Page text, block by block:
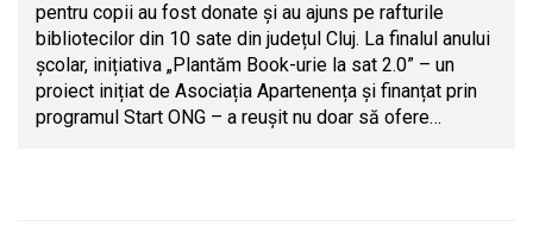
pentru copii au fost donate și au ajuns pe rafturile
bibliotecilor din 10 sate din județul Cluj. La finalul anului
școlar, inițiativa „Plantăm Book-urie la sat 2.0” – un
proiect inițiat de Asociația Apartenența și finanțat prin
programul Start ONG – a reușit nu doar să ofere…